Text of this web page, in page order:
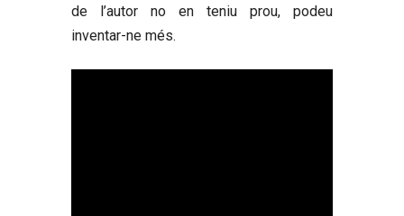
de l’autor no en teniu prou, podeu
inventar-ne més.